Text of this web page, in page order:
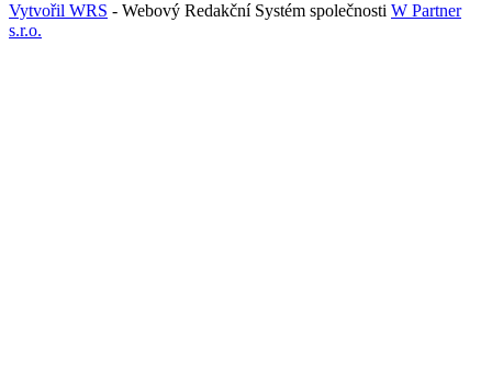
Vytvořil WRS - Webový Redakční Systém společnosti W Partner
s.r.o.